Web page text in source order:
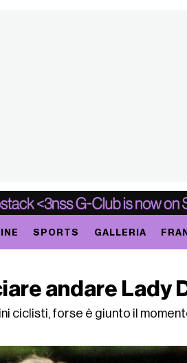
SPORTS GALLERIA
andare Lady
ciclisti, forse è giunto il